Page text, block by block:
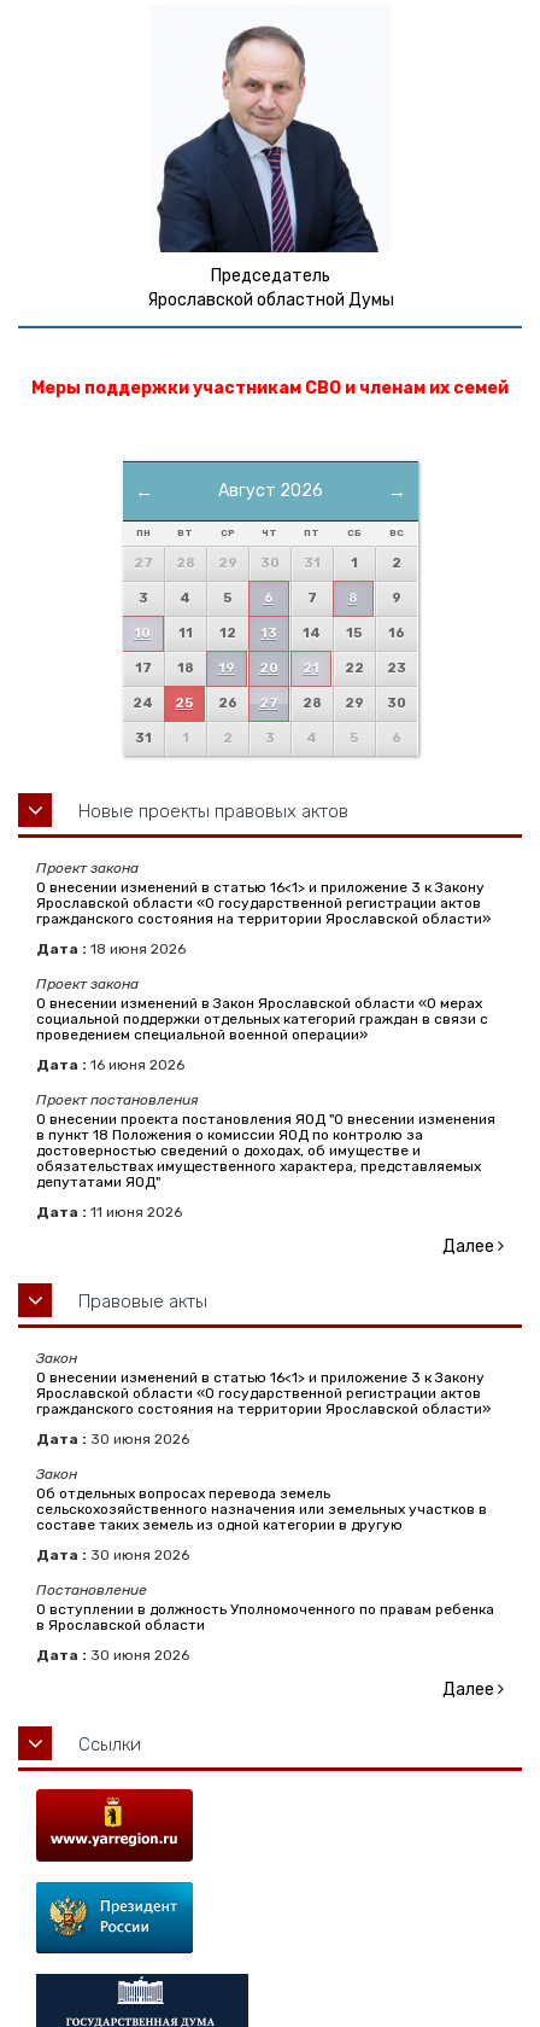
Председатель
Ярославской областной Думы
Меры поддержки участникам СВО и членам их семей
← →
Август 2026
ПН ВТ СР ЧТ ПТ СБ ВС
27 28 29 30 31 1 2
3 4 5 6 7 8 9
10 11 12 13 14 15 16
17 18 19 20 21 22 23
24 25 26 27 28 29 30
31 1 2 3 4 5 6
Новые проекты правовых актов
Проект закона
О внесении изменений в статью 16<1> и приложение 3 к Закону
Ярославской области «О государственной регистрации актов
гражданского состояния на территории Ярославской области»
Дата : 18 июня 2026
Проект закона
О внесении изменений в Закон Ярославской области «О мерах
социальной поддержки отдельных категорий граждан в связи с
проведением специальной военной операции»
Дата : 16 июня 2026
Проект постановления
О внесении проекта постановления ЯОД "О внесении изменения
в пункт 18 Положения о комиссии ЯОД по контролю за
достоверностью сведений о доходах, об имуществе и
обязательствах имущественного характера, представляемых
депутатами ЯОД"
Дата : 11 июня 2026
Далее
Правовые акты
Закон
О внесении изменений в статью 16<1> и приложение 3 к Закону
Ярославской области «О государственной регистрации актов
гражданского состояния на территории Ярославской области»
Дата : 30 июня 2026
Закон
Об отдельных вопросах перевода земель
сельскохозяйственного назначения или земельных участков в
составе таких земель из одной категории в другую
Дата : 30 июня 2026
Постановление
О вступлении в должность Уполномоченного по правам ребенка
в Ярославской области
Дата : 30 июня 2026
Далее
Ссылки